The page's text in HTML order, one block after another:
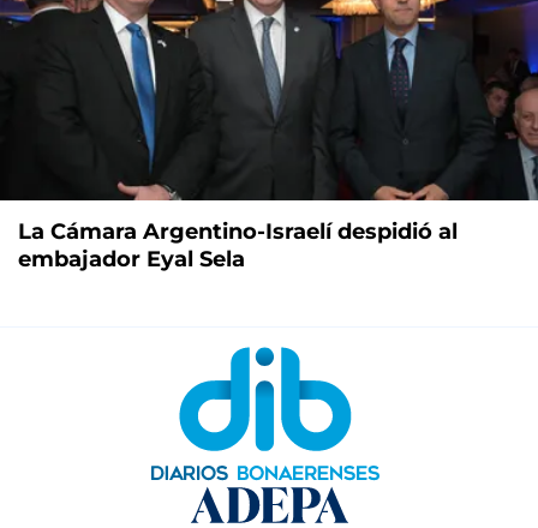
La Cámara Argentino-Israelí despidió al
embajador Eyal Sela